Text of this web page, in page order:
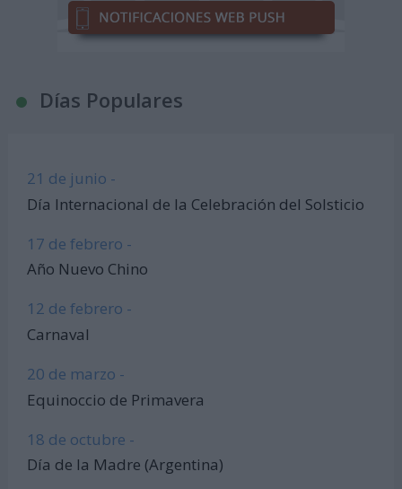
Días Populares
21 de junio -
Día Internacional de la Celebración del Solsticio
17 de febrero -
Año Nuevo Chino
12 de febrero -
Carnaval
20 de marzo -
Equinoccio de Primavera
18 de octubre -
Día de la Madre (Argentina)